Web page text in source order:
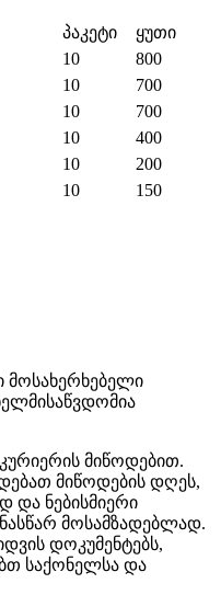
პაკეტი
ყუთი
10
800
10
700
10
700
10
400
10
200
10 150
მოსახერხებელი
მიწოდებით.
მიწოდების დღეს,
ნებისმიერი
მოსამზადებლად.
დოკუმენტებს,
საქონელსა და